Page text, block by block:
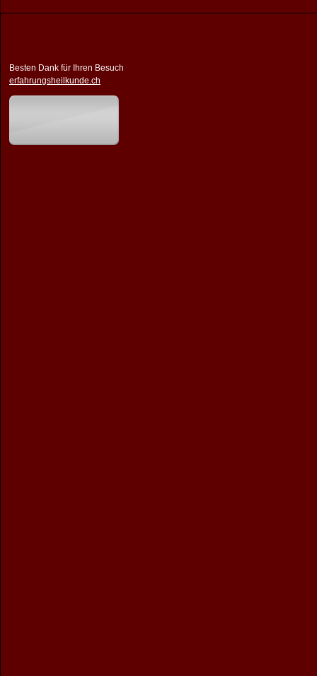
Besten Dank für Ihren Besuch
erfahrungsheilkunde.ch